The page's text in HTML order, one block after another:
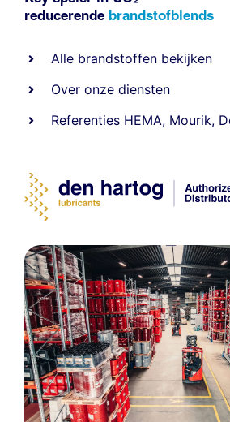
reducerende brandstofblends
Alle brandstoffen bekijken
Over onze diensten
Referenties HEMA, Mourik,